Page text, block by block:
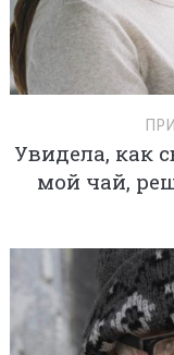
Увидела, как
мой чай,